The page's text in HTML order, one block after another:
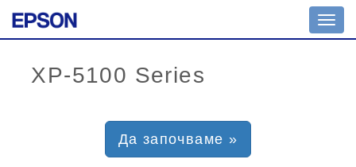
Да започваме »